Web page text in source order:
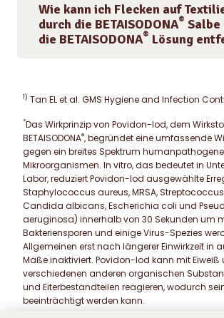
Wie kann ich Flecken auf
durch die BETAISODONA® Salbe
die BETAISODONA® Lösung
1) Tan EL et al. GMS Hygiene and Infection
*Das Wirkprinzip von Povidon-Iod, dem
BETAISODONA®, begründet eine umfassende
gegen ein breites Spektrum
Mikroorganismen. In vitro, das bedeutet in
Labor, reduziert Povidon-Iod ausgewählte
Staphylococcus aureus, MRSA,
Candida albicans, Escherichia coli und
aeruginosa) innerhalb von 30 Sekunden um
Bakteriensporen und einige Virus-Spezies
Allgemeinen erst nach längerer Einwirkzeit in
Maße inaktiviert. Povidon-Iod kann mit Eiweiß
verschiedenen anderen organischen
und Eiterbestandteilen reagieren, wodurch
beeinträchtigt werden kann.